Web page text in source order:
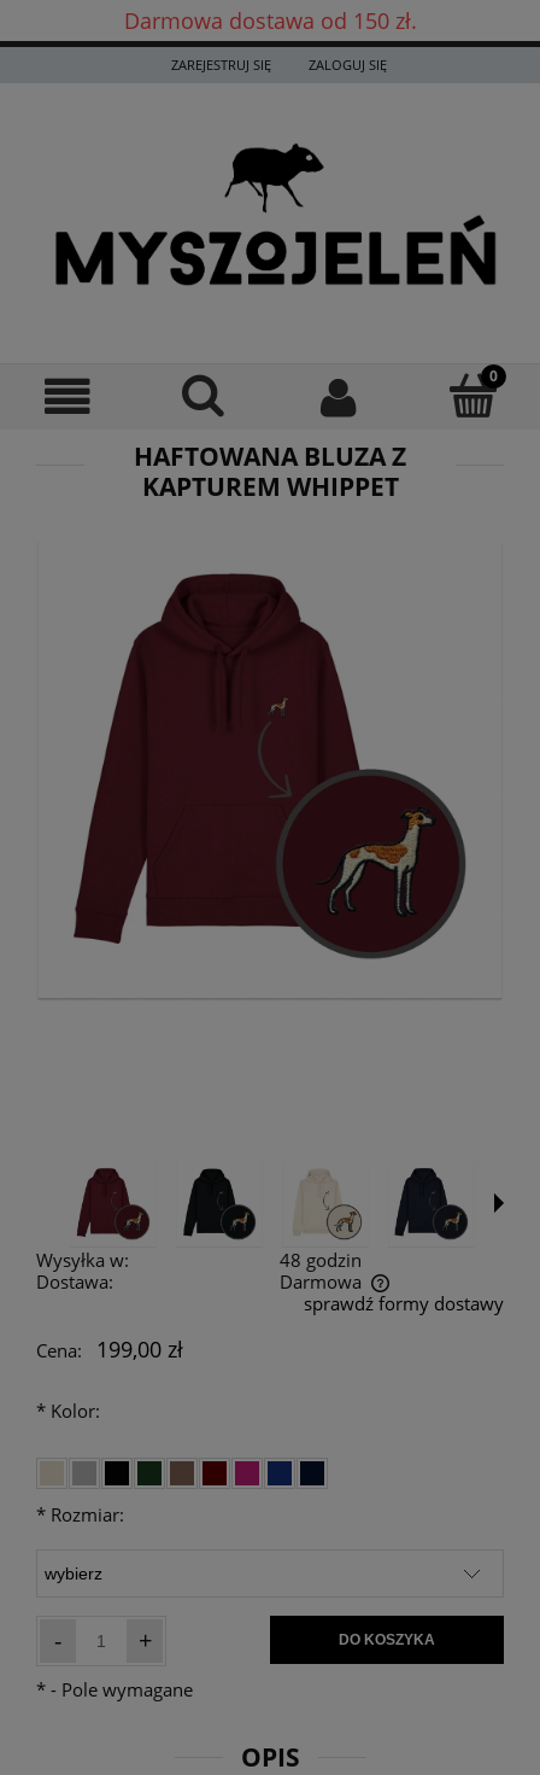
Darmowa dostawa od 150 zł.
Darmowa dostawa już od 150 zł! ✨
ZAREJESTRUJ SIĘ ZALOGUJ SIĘ
HAFTOWANA BLUZA Z
KAPTUREM WHIPPET
Wysyłka w:
48 godzin
Dostawa:
Darmowa
Cena nie zawiera ewentualnych kosztów płatności
sprawdź formy dostawy
Cena:
199,00 zł
* Kolor:
* Rozmiar:
- + DO KOSZYKA
* - Pole wymagane
OPIS